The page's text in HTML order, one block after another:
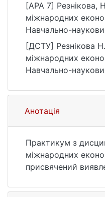
[APA 7] Резнікова,
міжнародних
Навчально-
міжнародних
національного
Шевченка.
https://
3
[ДСТУ] Резнікова Н.
міжнародних
Навчально-
національного
Шевченка, 2026.
https://
Анотація
Практикум з
міжнародних
присвячений
розвитку